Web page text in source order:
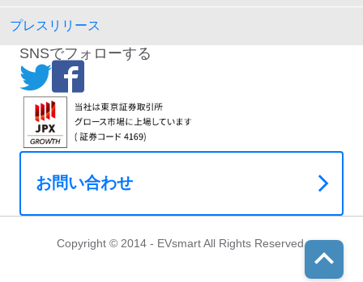
プレスリリース
SNSでフォローする
お問い合わせ
Copyright © 2014 - EVsmart All Rights Reserved.